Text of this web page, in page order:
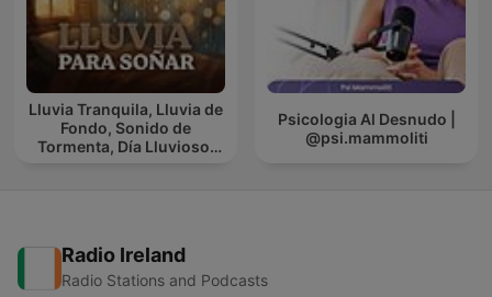
Lluvia Tranquila, Lluvia de
Fondo, Sonido de
Tormenta, Día Lluvioso,
Psicologia Al Desnudo |
@psi.mammoliti
Radio Ireland
Radio Stations and Podcasts